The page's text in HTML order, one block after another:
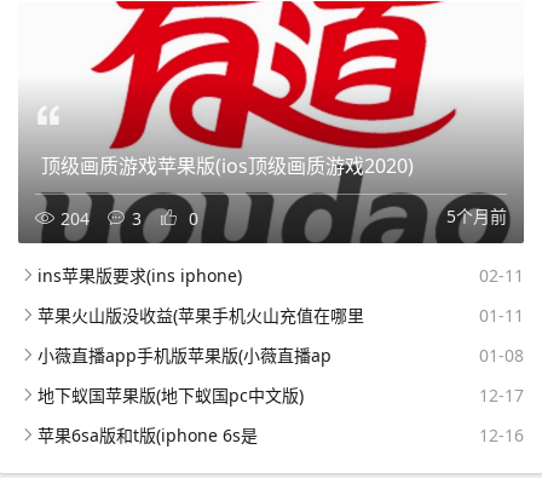
顶级画质游戏苹果版(ios顶级画质游戏2020)
204 3 0 5个月前
ins苹果版要求(ins iphone)
02-11
苹果火山版没收益(苹果手机火山充值在哪里
01-11
小薇直播app手机版苹果版(小薇直播ap
01-08
地下蚁国苹果版(地下蚁国pc中文版)
12-17
苹果6sa版和t版(iphone 6s是
12-16